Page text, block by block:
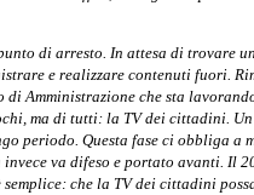
di arresto. In attesa di trovare
e realizzare contenuti fuori.
Amministrazione che sta
ma di tutti: la TV dei cittadini.
periodo. Questa fase ci obbliga a
va difeso e portato avanti. Il
che la TV dei cittadini